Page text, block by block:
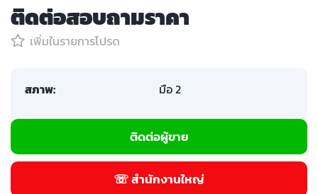
ติดต่อสอบถามราคา
เพิ่มในรายการโปรด
สภาพ: มือ 2
ติดต่อผู้ขาย
☏ สำนักงานใหญ่